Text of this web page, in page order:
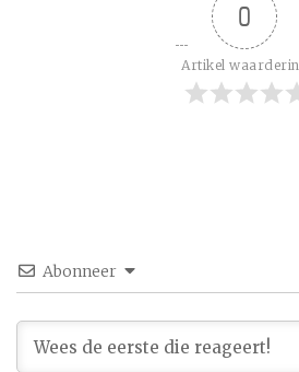
0
Artikel
Abonneer